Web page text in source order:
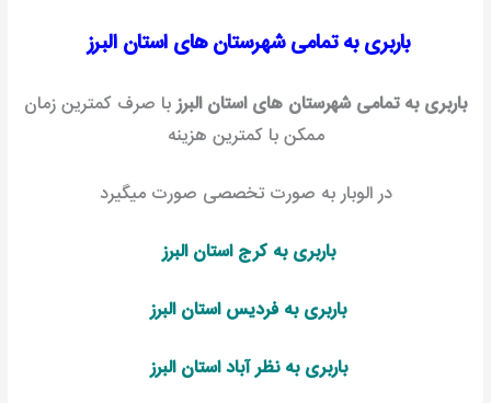
باربری به تمامی شهرستان های استان البرز
باربری به تمامی شهرستان های استان البرزبا صرف کمترین زمان
ممکن با کمترین هزینه
در الوبار به صورت تخصصی صورت میگیرد
باربری به کرج استان البرز
باربری به فردیس استان البرز
باربری به نظر آباد استان البرز